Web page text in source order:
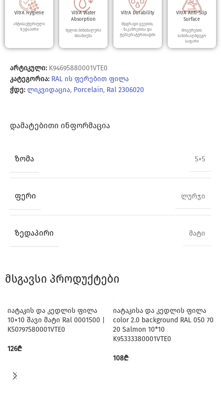
VitrA Hygiene
ანტიბაქტერიული
ზედაპირი
VitrA Water
Absorption
წყლის მინიმალური
შთანთქმა
VitrA Durability
მდგრადი ცვეთის,
ნაკაწრებისა და
ტემპერატურისადმი
VitrA Anti-Slip
Surface
მოცურების
საწინააღმდეგო
საფარი
არტიკული: K94695880001VTE0
კატეგორია: RAL ის ფერებით ფილა
ჭდე: ლიკვიდაცია, Porcelain, Ral 2306020
ᲓᲐᲛᲐᲢᲔᲑᲘᲗᲘ ᲘᲜᲤᲝᲠᲛᲐᲪᲘᲐ
ᲖᲝᲛᲐ 5×5
ᲤᲔᲠᲘ ლურჯი
ᲖᲔᲓᲐᲞᲘᲠᲘ მატი
მსგავსი პროდუქტები
იატაკის და კედლის ფილა
10×10 შავი მატი Ral 0001500 |
K50797580001VTE0
126₾
იატაკისა და კედლის ფილა
color 2.0 background RAL 050 70
20 Salmon 10*10
K95333380001VTE0
108₾